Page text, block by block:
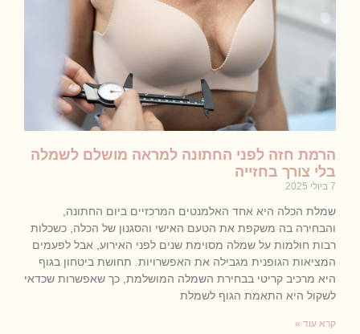
הרמת חזה לפני החתונה למראה מושלם לשמלה
בלי צורך בחזייה
7 ביולי 2025
שמלת הכלה היא אחד האלמנטים המרכזיים ביום החתונה,
והבחירה בה משקפת את הטעם האישי והסגנון של הכלה, כשכלות
רבות חולמות על שמלה מסוימת שנים לפני האירוע, אבל לפעמים
המציאות הגופנית מגבילה את האפשרויות. תחושת ביטחון בגוף
היא מרכיב קריטי בבחירת השמלה המושלמת, כך שאפשרות שכדאי
לשקול היא התאמת הגוף לשמלת
קרא עוד »